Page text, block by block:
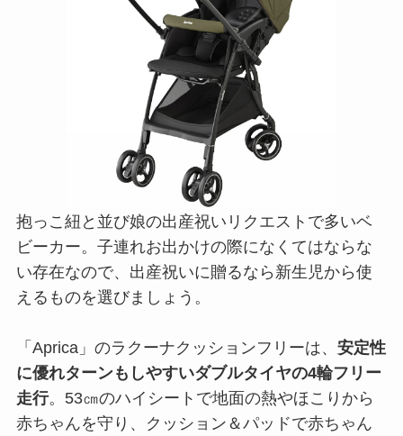
抱っこ紐と並び娘の出産祝いリクエストで多いベ
ビーカー。子連れお出かけの際になくてはならな
い存在なので、出産祝いに贈るなら新生児から使
えるものを選びましょう。
「Aprica」のラクーナクッションフリーは、 安定性
に優れターンもしやすいダブルタイヤの4輪フリー
走行。53㎝のハイシートで地面の熱やほこりから
赤ちゃんを守り、クッション＆パッドで赤ちゃん